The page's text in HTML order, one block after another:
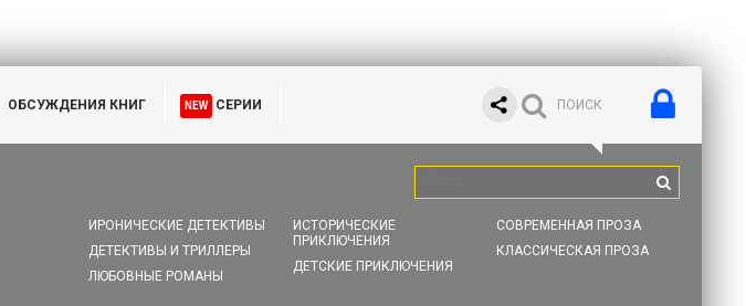
ОБСУЖДЕНИЯ КНИГ NEW СЕРИИ
ИРОНИЧЕСКИЕ ДЕТЕКТИВЫ
ДЕТЕКТИВЫ И ТРИЛЛЕРЫ
ЛЮБОВНЫЕ РОМАНЫ
ИСТОРИЧЕСКИЕ
ПРИКЛЮЧЕНИЯ
ДЕТСКИЕ ПРИКЛЮЧЕНИЯ
СОВРЕМЕННАЯ ПРОЗА
КЛАССИЧЕСКАЯ ПРОЗА